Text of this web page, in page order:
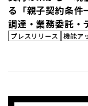
る「親子契約条件
調達・業務委託・
期契約の条件変遷
プレスリリース
機能ア